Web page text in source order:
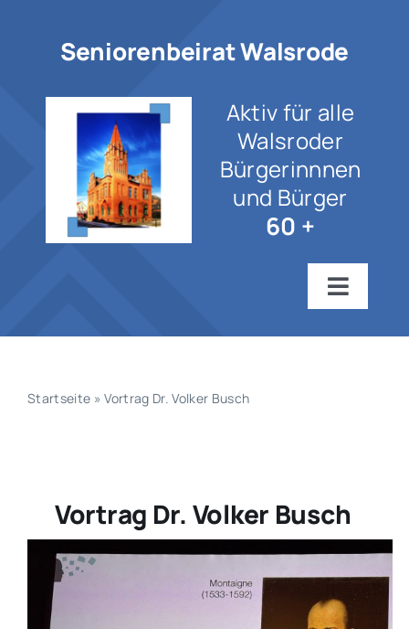
springenSeniorenbeirat Walsrode
Aktiv für alle
Walsroder
Bürgerinnnen
und Bürger
60 +
Toggle
Startseite
Wir über uns
Veranstaltungen
Sonstiges
Startseite »Vortrag Dr. Volker Busch
Vortrag Dr. Volker Busch